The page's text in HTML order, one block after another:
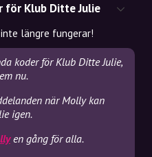
för Klub Ditte Julie
längre fungerar!
koder för Klub Ditte Julie,
nu.
när Molly kan
igen.
en gång för alla.